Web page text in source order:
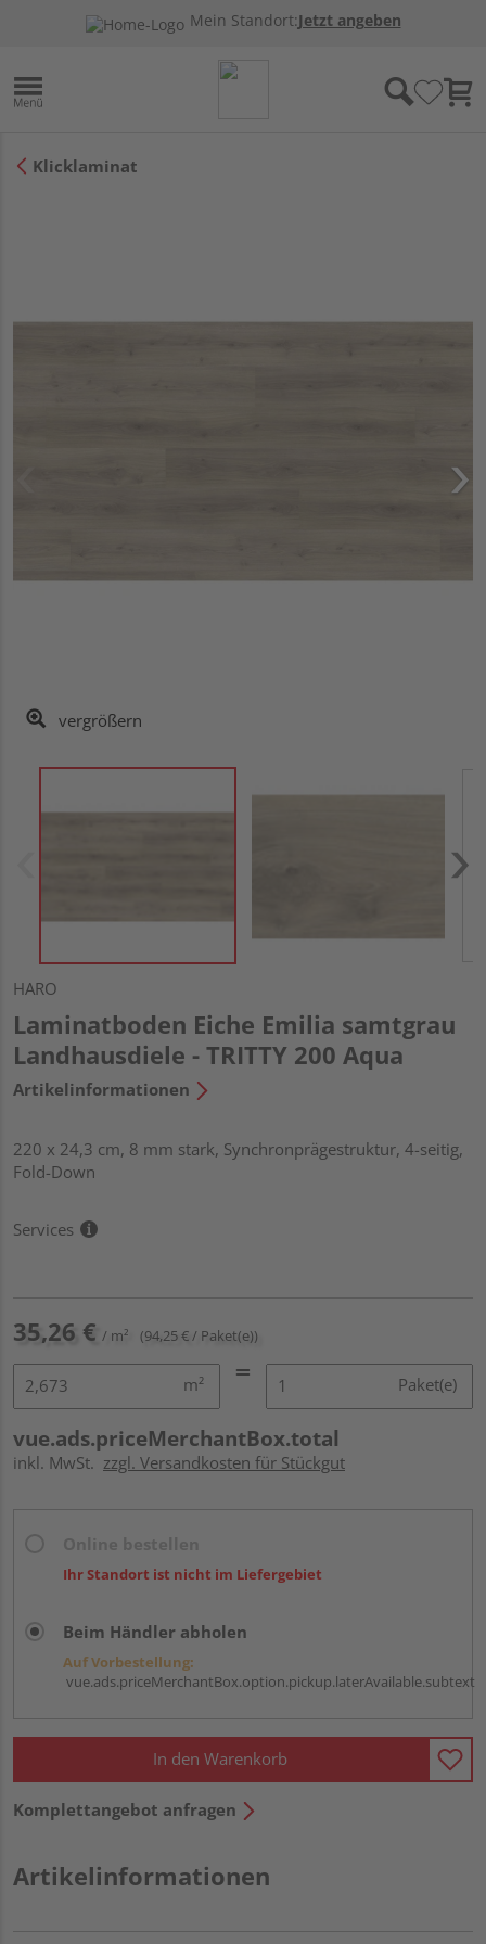
Mein Standort:Jetzt angeben
Klicklaminat
vergrößern
HARO
Laminatboden Eiche Emilia samtgrau
Landhausdiele - TRITTY 200 Aqua
Artikelinformationen
220 x 24,3 cm, 8 mm stark, Synchronprägestruktur, 4-seitig,
Fold-Down
Services
35,26 € / m² (94,25 € / Paket(e))
m² Paket(e)
vue.ads.priceMerchantBox.total
inkl. MwSt. zzgl. Versandkosten für Stückgut
Ihr Standort ist nicht im Liefergebiet
Beim Händler abholen
Auf Vorbestellung:
vue.ads.priceMerchantBox.option.pickup.laterAvailable.subtext
In den Warenkorb
Komplettangebot anfragen
Artikelinformationen